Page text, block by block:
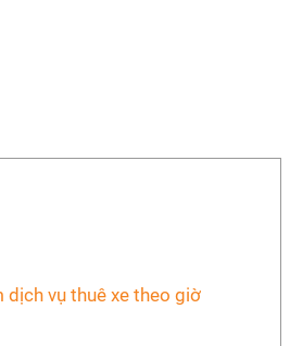
dịch vụ thuê xe theo giờ